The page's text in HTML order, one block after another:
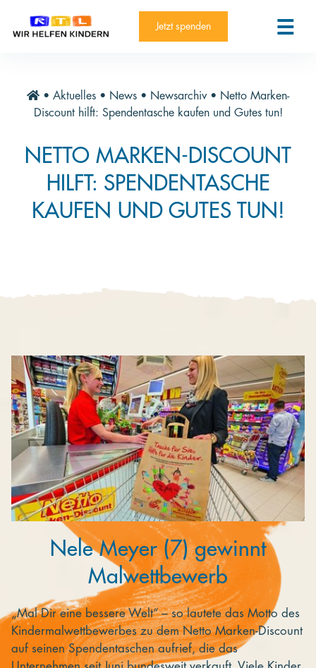
RTL-Spendenmarathon 2025
News
Informieren
Paten und Projekte
Organisationen
Unternehmen
Kontakt
Jetzt spenden
• Aktuelles • News • Newsarchiv• Netto Marken-
Discount hilft: Spendentasche kaufen und Gutes tun!
NETTO MARKEN-DISCOUNT
HILFT: SPENDENTASCHE
KAUFEN UND GUTES TUN!
Nele Meyer (7) gewinnt
Malwettbewerb
„Mal Dir eine bessere Welt“ – so lautete das Motto des
Kindermalwettbewerbes zu dem Netto Marken-Discount
auf seinen Spendentaschen aufrief, die das